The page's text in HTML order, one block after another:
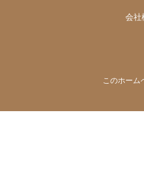
会社
このホー